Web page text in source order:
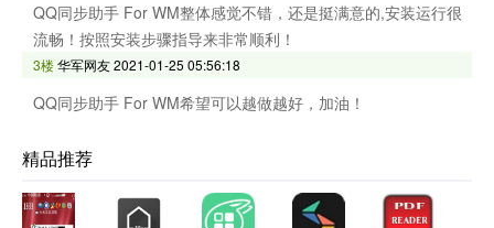
QQ同步助手 For WM整体感觉不错，还是挺满意的,安装运行很
流畅！按照安装步骤指导来非常顺利！
3楼华军网友2021-01-25 05:56:18
QQ同步助手 For WM希望可以越做越好，加油！
精品推荐